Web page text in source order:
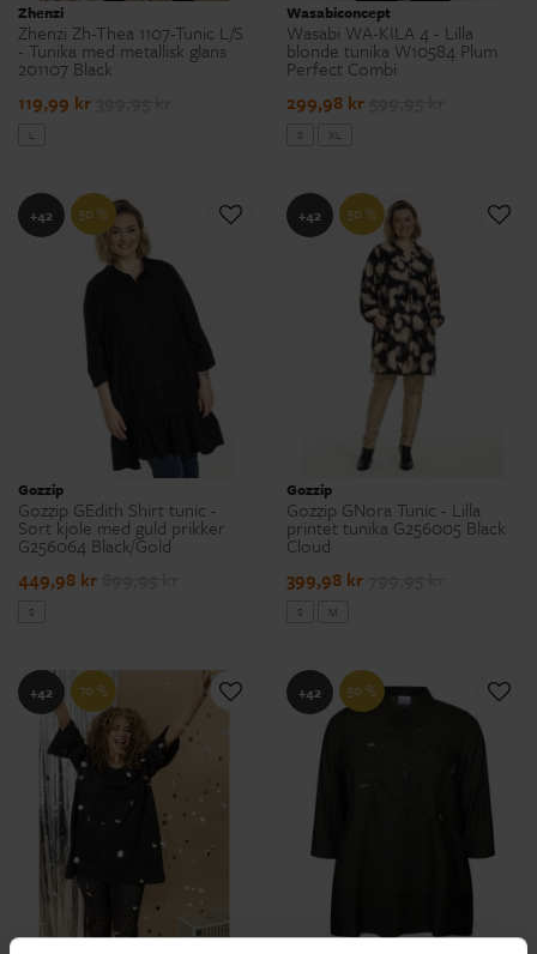
Zhenzi
Zhenzi Zh-Thea 1107-Tunic L/S
- Tunika med metallisk glans
201107 Black
119,99 kr
L
Wasabiconcept
Wasabi WA-KILA 4 - Lilla
blonde tunika W10584 Plum
Perfect Combi
299,98 kr
S XL
+42 50 %
Gozzip
Gozzip GEdith Shirt tunic -
Sort kjole med guld prikker
G256064 Black/Gold
449,98 kr
S
+42 50 %
Gozzip
Gozzip GNora Tunic - Lilla
printet tunika G256005 Black
Cloud
399,98 kr
S M
+42 70 % +42 50 %